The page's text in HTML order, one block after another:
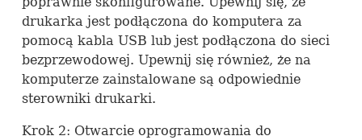
drukarka jest podłączona do komputera za
pomocą kabla USB lub jest podłączona do sieci
bezprzewodowej. Upewnij się również, że na
komputerze zainstalowane są odpowiednie
sterowniki drukarki.
Krok 2: Otwarcie oprogramowania do